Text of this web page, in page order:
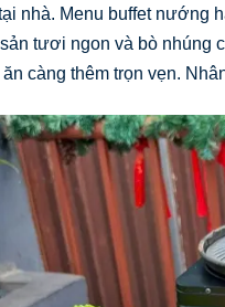
nhà. Menu buffet nướng
tươi ngon và bò nhúng
càng thêm trọn vẹn.